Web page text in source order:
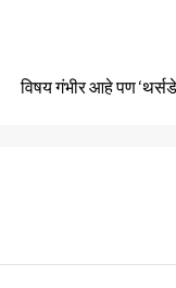
विषय गंभीर आहे पण